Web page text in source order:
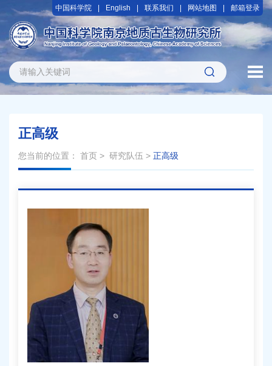
中国科学院 English 联系我们 网站地图 邮箱登录
正高级
您当前的位置： 首页 > 研究队伍 > 正高级